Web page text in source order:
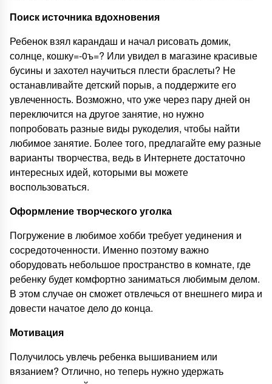
Поиск источника вдохновения
Ребенок взял карандаш и начал рисовать домик,
солнце, кошку=-0ъ=? Или увидел в магазине красивые
бусины и захотел научиться плести браслеты? Не
останавливайте детский порыв, а поддержите его
увлеченность. Возможно, что уже через пару дней он
переключится на другое занятие, но нужно
попробовать разные виды рукоделия, чтобы найти
любимое занятие. Более того, предлагайте ему разные
варианты творчества, ведь в Интернете достаточно
интересных идей, которыми вы можете
воспользоваться.
Оформление творческого уголка
Погружение в любимое хобби требует уединения и
сосредоточенности. Именно поэтому важно
оборудовать небольшое пространство в комнате, где
ребенку будет комфортно заниматься любимым делом.
В этом случае он сможет отвлечься от внешнего мира и
довести начатое дело до конца.
Мотивация
Получилось увлечь ребенка вышиванием или
вязанием? Отлично, но теперь нужно удержать